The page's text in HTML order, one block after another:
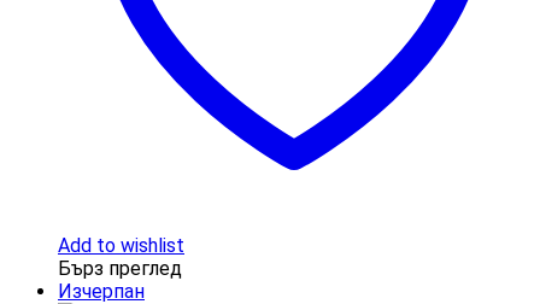
Add to wishlist
Бърз преглед
Изчерпан